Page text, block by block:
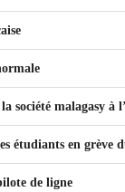
société malagasy à
étudiants en grève
de ligne